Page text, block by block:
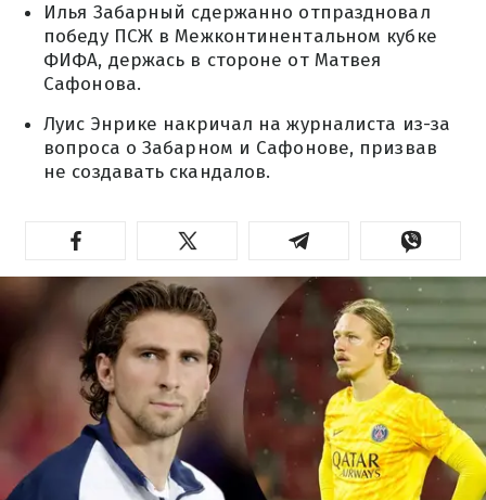
Илья Забарный сдержанно отпраздновал
победу ПСЖ в Межконтинентальном кубке
ФИФА, держась в стороне от Матвея
Сафонова.
Луис Энрике накричал на журналиста из-за
вопроса о Забарном и Сафонове, призвав
не создавать скандалов.